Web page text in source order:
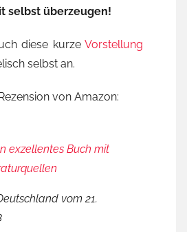
selbst überzeugen!
diese kurze Vorstellung
selbst an.
von Amazon:
exzellentes Buch mit
vom 21.